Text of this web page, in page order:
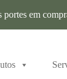
portes em